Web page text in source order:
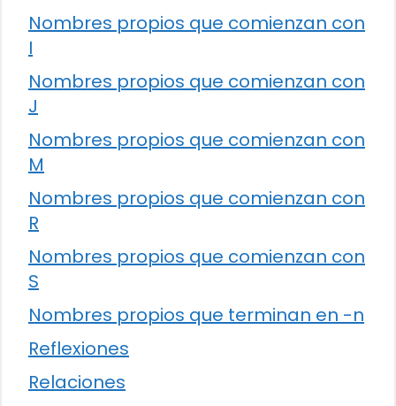
Nombres propios que comienzan con
I
Nombres propios que comienzan con
J
Nombres propios que comienzan con
M
Nombres propios que comienzan con
R
Nombres propios que comienzan con
S
Nombres propios que terminan en -n
Reflexiones
Relaciones